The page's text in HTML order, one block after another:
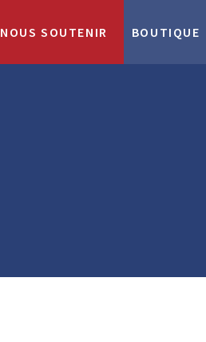
NOUS SOUTENIR BOUTIQUE